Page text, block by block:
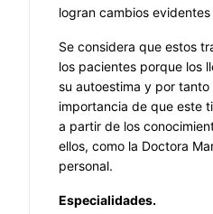
logran cambios
Se considera que estos
los pacientes porque los
su autoestima y por
importancia de que este
a partir de los
ellos, como la Doctora
personal.
Especialidades.